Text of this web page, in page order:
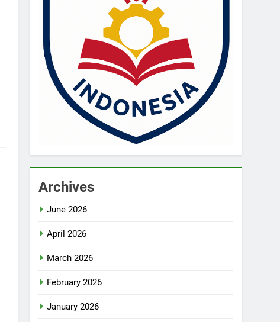
Archives
June 2026
April 2026
March 2026
February 2026
January 2026